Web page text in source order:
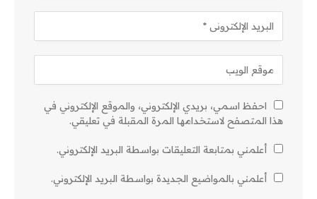
احفظ اسمي، بريدي الإلكتروني، والموقع الإلكتروني في
هذا المتصفح لاستخدامها المرة المقبلة في تعليقي.
أعلمني بمتابعة التعليقات بواسطة البريد الإلكتروني.
أعلمني بالمواضيع الجديدة بواسطة البريد الإلكتروني.